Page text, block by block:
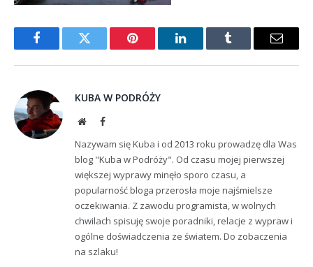
FacebookTwitter Pinterest LinkedInTumblr Email
KUBA W PODRÓŻY
WebsiteFacebook
Nazywam się Kuba i od 2013 roku prowadzę dla Was
blog "Kuba w Podróży". Od czasu mojej pierwszej
większej wyprawy minęło sporo czasu, a
popularność bloga przerosła moje najśmielsze
oczekiwania. Z zawodu programista, w wolnych
chwilach spisuję swoje poradniki, relacje z wypraw i
ogólne doświadczenia ze światem. Do zobaczenia
na szlaku!